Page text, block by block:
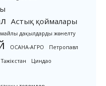
Астық қоймалары
майлы дақылдарды жөнелту
ОСАНА-АГРО Петропавл
Тәжікстан
Циндао